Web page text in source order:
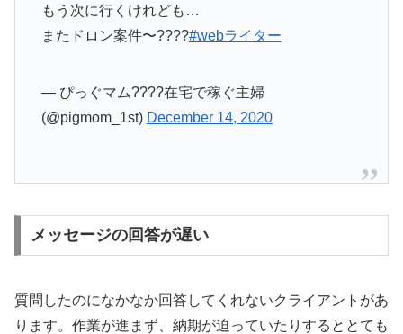
もう次に行くけれども…
またドロン案件〜????#webライター
— ぴっぐマム????在宅で稼ぐ主婦
(@pigmom_1st) December 14, 2020
メッセージの回答が遅い
質問したのになかなか回答してくれないクライアントがあ
ります。作業が進まず、納期が迫っていたりするととても